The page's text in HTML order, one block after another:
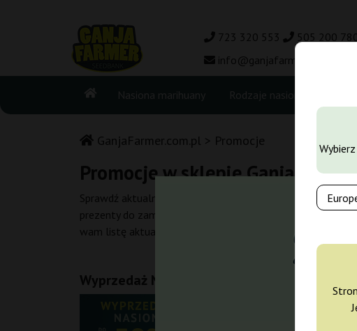
723 320 553
505 200
info@ganjafarmer.com.pl
Nasiona marihuany Rodzaje nasion
GanjaFarmer.com.pl Promocje
Promocje w sklepie GanjaFarmer
Sprawdź aktualne promocje w sklepie GanjaFarmer.
prezenty do zamówień. Wybierz co Cię interesuje i
wam listę aktualnych promocji obowiązujących w sklepie
Wyprzedaż Nasion do -50%
Trwa
ostatnie